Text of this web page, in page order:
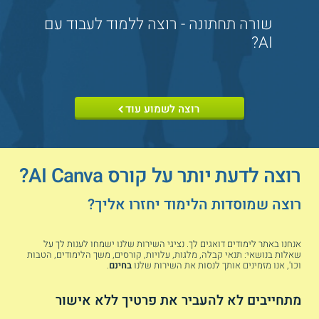
במהלך הקורס מתמקדים בכלי הבינה המלאכותית של קנבה,
ולומדים כיצד לעבוד איתם כדי ליצור ולערוך תוכן למגוון מטרות
(לצורך כתיבת תוכן שיווקי);
תמונות ולעריכתן); ועוד.
אילו נושאים נלמדים במהלך הקורס?
הכנת מצגות.
בניית מיני סייט.
כתיבת תוכן שיווקי.
אנימציה באמצעות AI .
ועוד.
שורה תחתונה - רוצה ללמוד לעבוד עם
AI?
רוצה לשמוע עוד
רוצה לדעת יותר על קורס AI Canva?
רוצה שמוסדות הלימוד יחזרו אליך?
אנחנו באתר לימודים דואגים לך. נציגי השירות שלנו ישמחו לענות לך על
שאלות בנושאי: תנאי קבלה, מלגות, עלויות, קורסים, משך הלימודים, הטבות
וכו', אנו מזמינים אותך לנסות את השירות שלנובחינם.
מתחייבים לא להעביר את פרטיך ללא אישור